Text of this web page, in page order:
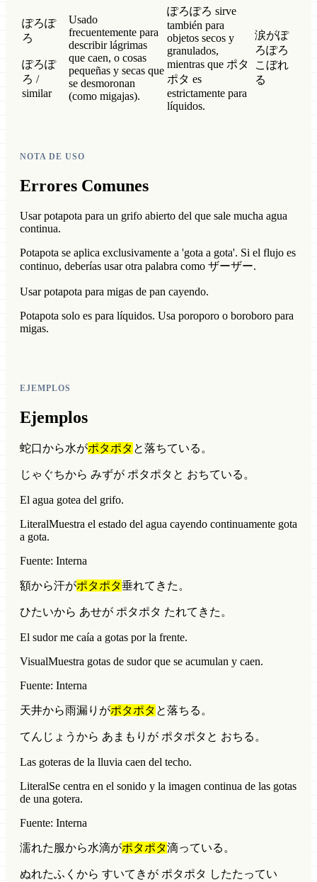
ぽろぽ
ろ
ぽろぽ
ろ /
similar
Usado
frecuentemente para
describir lágrimas
que caen, o cosas
pequeñas y secas que
se desmoronan
(como migajas).
ぽろぽろ sirve
también para
objetos secos y
granulados,
mientras que ポタ
ポタ es
estrictamente para
líquidos.
涙がぽ
ろぽろ
こぼれ
る
NOTA DE USO
Errores Comunes
Usar potapota para un grifo abierto del que sale mucha agua
continua.
Potapota se aplica exclusivamente a 'gota a gota'. Si el flujo es
continuo, deberías usar otra palabra como ザーザー.
Usar potapota para migas de pan cayendo.
Potapota solo es para líquidos. Usa poroporo o boroboro para
migas.
EJEMPLOS
Ejemplos
蛇口から水がポタポタ と落ちている。
じゃぐちから みずが ポタポタと おちている。
El agua gotea del grifo.
LiteralMuestra el estado del agua cayendo continuamente gota
a gota.
Fuente: Interna
額から汗がポタポタ垂れてきた。
ひたいから あせが ポタポタ たれてきた。
El sudor me caía a gotas por la frente.
VisualMuestra gotas de sudor que se acumulan y caen.
Fuente: Interna
天井から雨漏りがポタポタ と落ちる。
てんじょうから あまもりが ポタポタと おちる。
Las goteras de la lluvia caen del techo.
LiteralSe centra en el sonido y la imagen continua de las gotas
de una gotera.
Fuente: Interna
濡れた服から水滴がポタポタ滴っている。
ぬれたふくから すいてきが ポタポタ したたってい